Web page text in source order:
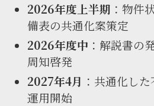
2026年度上半期 ：物件
備表の共通化案策定
2026年度中 ：解説書の
周知啓発
2027年4月 ：共通化し
運用開始